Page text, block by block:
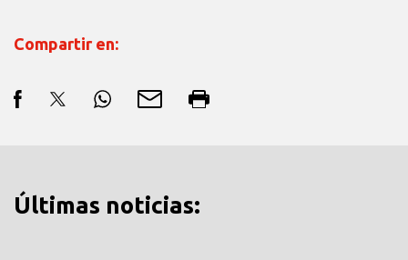
Compartir en:
Últimas noticias: